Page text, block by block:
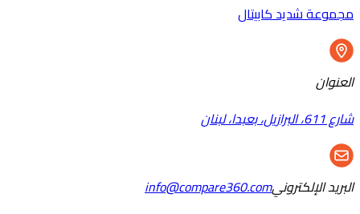
مجموعة شديد كابيتال
العنوان
شارع 611، البرازيل، بعبدا، لبنان
البريد الإلكترونيinfo@compare360.com